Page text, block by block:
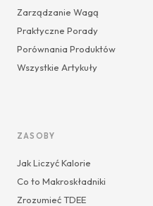
Zarządzanie Wagą
Praktyczne Porady
Porównania Produktów
Wszystkie Artykuły
ZASOBY
Jak Liczyć Kalorie
Co to Makroskładniki
Zrozumieć TDEE